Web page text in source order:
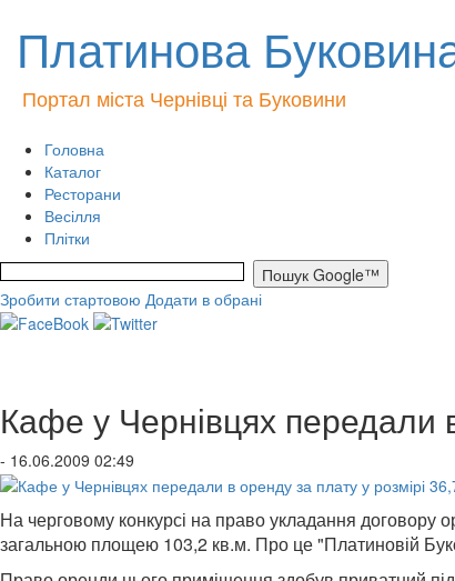
Платинова
Портал міста Чернівці та Буковини
Головна
Каталог
Ресторани
Весілля
Плітки
Зробити стартовою Додати в обрані
Кафе у Чернівцях передали
- 16.06.2009 02:49
На черговому конкурсі на право укладання
загальною площею 103,2 кв.м. Про це "Платиновій